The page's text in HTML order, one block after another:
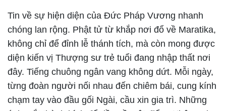
Tin về sự hiện diện của Đức Pháp Vương nhanh
chóng lan rộng. Phật tử từ khắp nơi đổ về Maratika,
không chỉ để đỉnh lễ thánh tích, mà còn mong được
diện kiến vị Thượng sư trẻ tuổi đang nhập thất nơi
đây. Tiếng chuông ngân vang không dứt. Mỗi ngày,
từng đoàn người nối nhau đến chiêm bái, cung kính
chạm tay vào đầu gối Ngài, cầu xin gia trì. Những